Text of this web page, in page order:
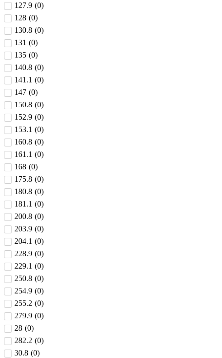
127.9 (0)
128 (0)
130.8 (0)
131 (0)
135 (0)
140.8 (0)
141.1 (0)
147 (0)
150.8 (0)
152.9 (0)
153.1 (0)
160.8 (0)
161.1 (0)
168 (0)
175.8 (0)
180.8 (0)
181.1 (0)
200.8 (0)
203.9 (0)
204.1 (0)
228.9 (0)
229.1 (0)
250.8 (0)
254.9 (0)
255.2 (0)
279.9 (0)
28 (0)
282.2 (0)
30.8 (0)